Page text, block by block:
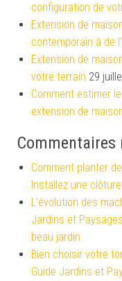
configuration de
Extension de
contemporain à de
Extension de
votre terrain 29
Comment estimer
extension de
Commentaires
Comment planter
Installez une
L'évolution des
Jardins et Paysages
beau jardin
Bien choisir votre
Guide Jardins et